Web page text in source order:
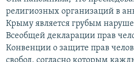
религиозных организаций в
Крыму является грубым
Всеобщей декларации прав
Конвенции о защите прав